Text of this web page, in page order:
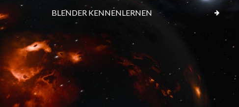
BLENDER KENNENLERNEN